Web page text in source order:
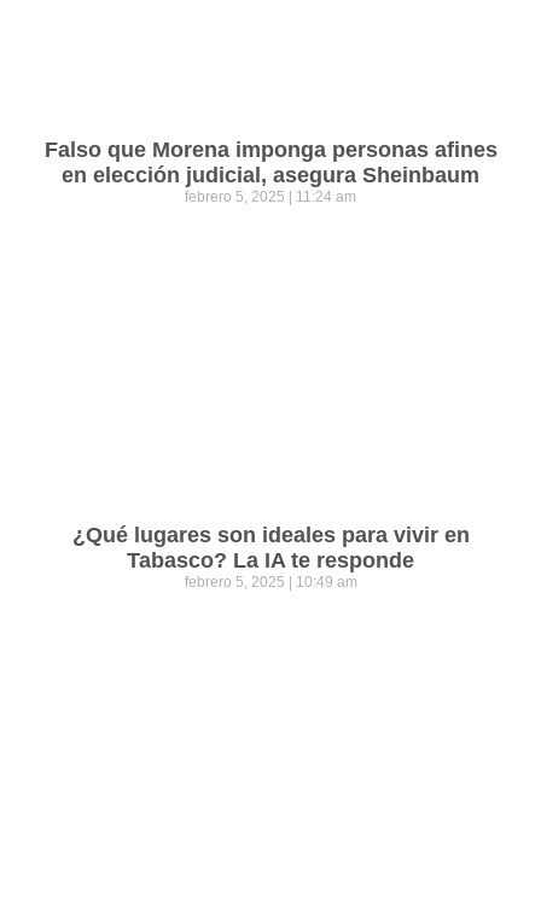
Falso que Morena imponga personas afines
en elección judicial, asegura Sheinbaum
febrero 5, 2025 11:24 am
¿Qué lugares son ideales para vivir en
Tabasco? La IA te responde
febrero 5, 2025 10:49 am